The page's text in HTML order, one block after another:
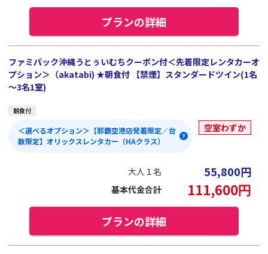
プランの詳細
ファミパック沖縄うとぅいむちクーポン付＜先着限定レンタカーオ
プション＞（akatabi) ★朝食付 【禁煙】スタンダードツイン(1名
～3名1室)
朝食付
＜選べるオプション＞【那覇空港店発着限定／台
数限定】オリックスレンタカー（HAクラス）
空室わずか
大人１名 55,800円
基本代金合計 111,600円
プランの詳細